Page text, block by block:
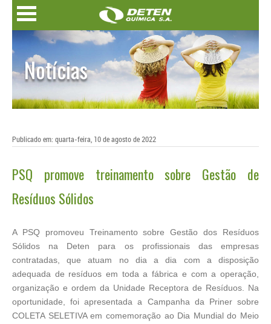
Notícias
Publicado em: quarta-feira, 10 de agosto de 2022
PSQ promove treinamento sobre Gestão de
Resíduos Sólidos
A PSQ promoveu Treinamento sobre Gestão dos Resíduos
Sólidos na Deten para os profissionais das empresas
contratadas, que atuam no dia a dia com a disposição
adequada de resíduos em toda a fábrica e com a operação,
organização e ordem da Unidade Receptora de Resíduos. Na
oportunidade, foi apresentada a Campanha da Priner sobre
COLETA SELETIVA em comemoração ao Dia Mundial do Meio